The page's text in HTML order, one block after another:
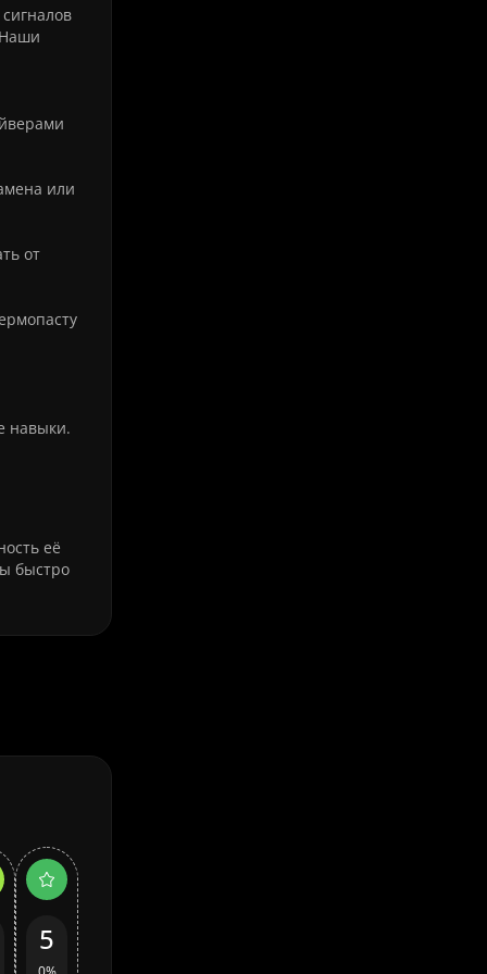
или
от
навыки.
её
быстро
5